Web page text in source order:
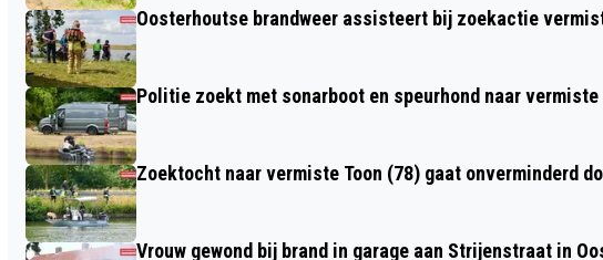
Oosterhoutse brandweer assisteert bij zoekactie
Politie zoekt met sonarboot en speurhond naar
Zoektocht naar vermiste Toon (78) gaat onverminderd
Vrouw gewond bij brand in garage aan Strijenstraat in